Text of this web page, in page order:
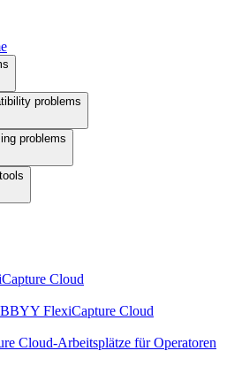
problems
problems
Cloud
FlexiCapture Cloud
Cloud-Arbeitsplätze für Operatoren